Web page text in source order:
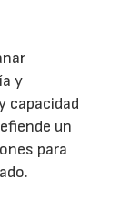
y
capacidad
un
para